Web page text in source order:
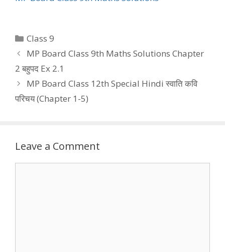
Categories
Class 9
MP Board Class 9th Maths Solutions Chapter
2 बहुपद Ex 2.1
MP Board Class 12th Special Hindi स्वाति कवि
परिचय (Chapter 1-5)
Leave a Comment